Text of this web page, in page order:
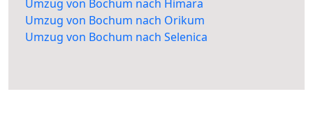
Umzug von Bochum nach Himara
Umzug von Bochum nach Orikum
Umzug von Bochum nach Selenica